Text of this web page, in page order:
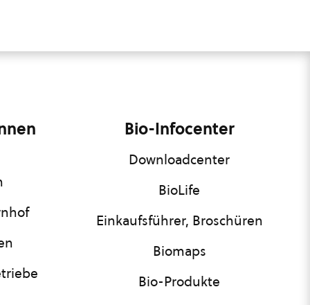
Bio-Infocenter
Downloadcenter
BioLife
Einkaufsführer, Broschüren
Biomaps
Bio-Produkte